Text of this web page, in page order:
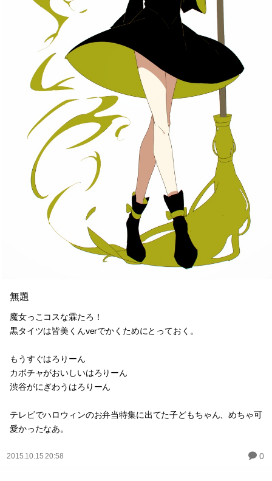
無題
魔女っこコスな霖たろ！
黒タイツは皆美くんverでかくためにとっておく。
もうすぐはろりーん
カボチャがおいしいはろりーん
渋谷がにぎわうはろりーん
テレビでハロウィンのお弁当特集に出てた子どもちゃん、めちゃ可
愛かったなあ。
2015.10.15 20:58 0